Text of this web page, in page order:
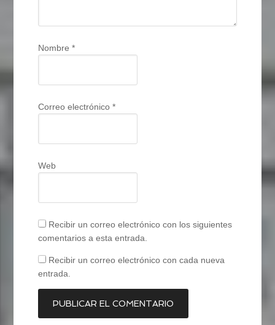
Nombre*
Correo electrónico*
Web
Recibir un correo electrónico con los siguientes
comentarios a esta entrada.
Recibir un correo electrónico con cada nueva
entrada.